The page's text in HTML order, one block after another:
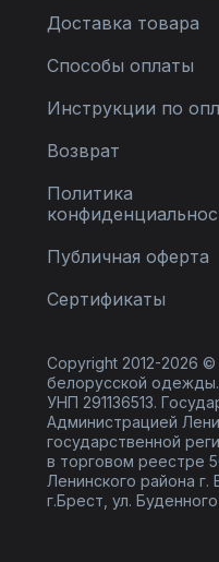
Доставка товара
Способы оплаты
Инструкции по
Возврат
Политика
Публичная оферта
Сертификаты
Copyright 2012-2026
белорусской
УНП 291136513.
Администрацией
государственной
в торговом реестре
Ленинского района
г.Брест, ул. Буденного